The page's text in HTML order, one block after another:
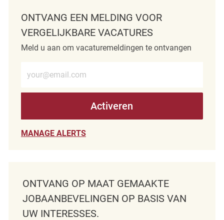
ONTVANG EEN MELDING VOOR
VERGELIJKBARE VACATURES
Meld u aan om vacaturemeldingen te ontvangen
Activeren
MANAGE ALERTS
ONTVANG OP MAAT GEMAAKTE
JOBAANBEVELINGEN OP BASIS VAN
UW INTERESSES.